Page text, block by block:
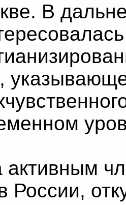
В
России,